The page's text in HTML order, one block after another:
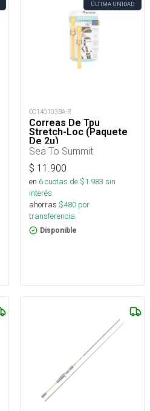
ÚLTIMA UNIDAD
OC140103BA-R
Correas De Tpu
Stretch-Loc (Paquete
De 2u)
Sea To Summit
$ 11.900
en 6cuotas de $1.983 sin
interés
ahorras $480 por
transferencia.
Disponible